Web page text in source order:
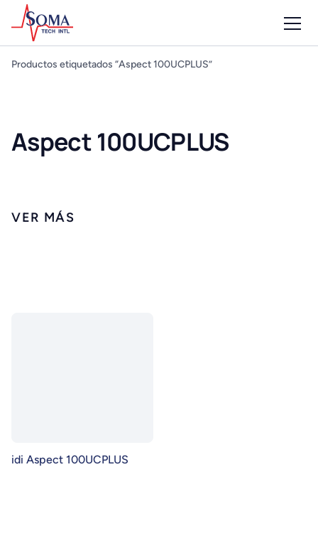
Productos etiquetados “Aspect 100UCPLUS”
Aspect 100UCPLUS
idi Aspect 100UCPLUS